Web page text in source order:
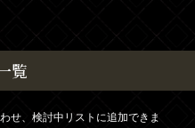
覧
せ、検討中リストに追加できま